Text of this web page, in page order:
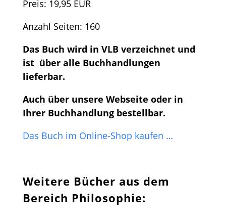
Preis: 19,95 EUR
Anzahl Seiten: 160
Das Buch wird in VLB verzeichnet und
ist über alle Buchhandlungen
lieferbar.
Auch über unsere Webseite oder in
Ihrer Buchhandlung bestellbar.
Das Buch im Online-Shop kaufen …
Weitere Bücher aus dem
Bereich Philosophie: